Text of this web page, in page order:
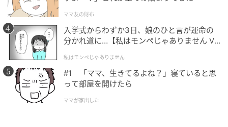
がある
シュークリームを選んだあなたは、先の展開を自然と
想像できる先読みタイプ。問題が表に出る前に準備を
したり、さりげなくフォローに回ったりしています。
そのため、自分では「当たり前」と感じてしまいがち
ですが、実はかなり高度な能力です。周囲が気づいた
ときには、すでにあなたが動いた後ということも多い
ママ友の財布
入学式からわずか3日、娘のひと言が運命の
分かれ道に…【私はモンペじゃありません Vo
私はモンペじゃありません
#1 「ママ、生きてるよね？」寝ていると思
って部屋を開けたら
ママが家出した